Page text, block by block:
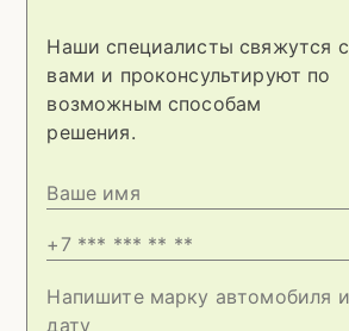
Наши специалисты свяжутся с
вами и проконсультируют по
возможным способам
решения.